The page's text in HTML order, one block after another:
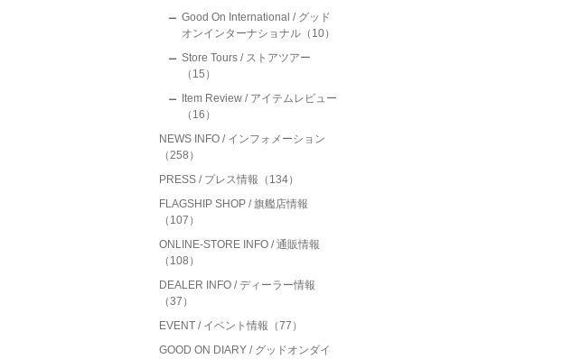
Good On International / グッド
オンインターナショナル（10）
Store Tours / ストアツアー
（15）
Item Review / アイテムレビュー
（16）
NEWS INFO / インフォメーション
（258）
PRESS / プレス情報（134）
FLAGSHIP SHOP / 旗艦店情報
（107）
ONLINE-STORE INFO / 通販情報
（108）
DEALER INFO / ディーラー情報
（37）
EVENT / イベント情報（77）
GOOD ON DIARY / グッドオンダイ